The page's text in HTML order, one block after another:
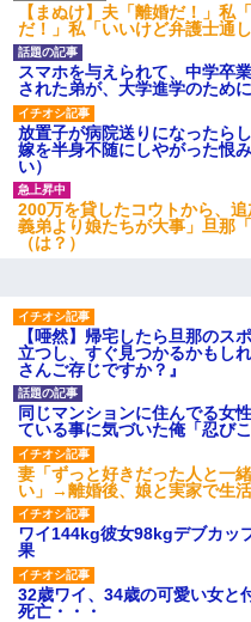
最近うちの庭に知らない男の
を職場で愚痴ったら、同僚男
【画像】女上司(30)「終電な
きます！」
【不幸な結婚式】新郎親族「
てさ～ほんと恥ずかしいわよ
下座」→ 結果・・・
新築の家で。クラクラするく
嫁＆娘「そんな匂いしない…
ークですね！」俺（！？）
【まぬけ】夫「離婚だ！」私
だ！」私「いいけど弁護士通
スマホを与えられて、中学卒
された弟が、大学進学のため
放置子が病院送りになったら
嫁を半身不随にしやがった恨
い）
200万を貸したコウトから、
義弟より娘たちが大事」旦那
（は？）
【唖然】帰宅したら旦那のス
立つし、すぐ見つかるかもし
さんご存じですか？』
同じマンションに住んでる女
ている事に気づいた俺「忍び
妻「ずっと好きだった人と一
い」→離婚後、娘と実家で生
ワイ144kg彼女98kgデブカッ
果
32歳ワイ、34歳の可愛い女と
死亡・・・